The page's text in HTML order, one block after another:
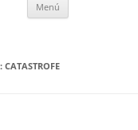
Menú
CATASTROFE